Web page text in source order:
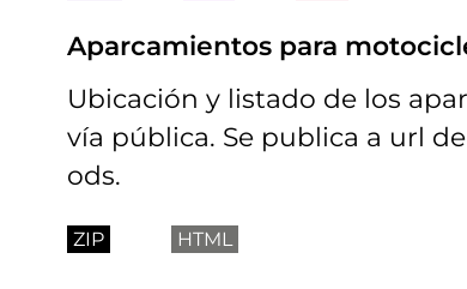
Aparcamientos para
Ubicación y listado de los
vía pública. Se publica a url
ods.
ZIP HTML